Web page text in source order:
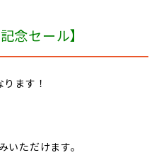
念セール】
ます！
いただけます。